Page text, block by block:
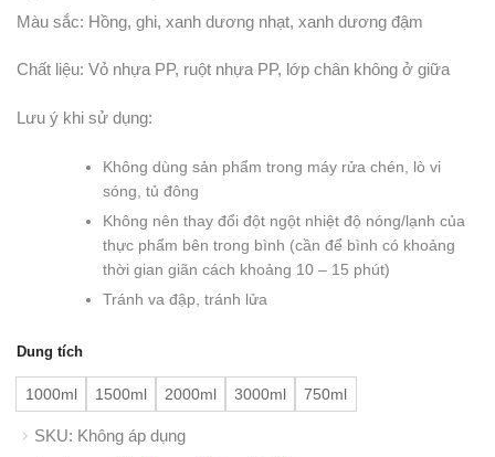
Màu sắc: Hồng, ghi, xanh dương nhạt, xanh dương đậm
Chất liệu: Vỏ nhựa PP, ruột nhựa PP, lớp chân không ở giữa
Lưu ý khi sử dụng:
Không dùng sản phẩm trong máy rửa chén, lò vi
sóng, tủ đông
Không nên thay đổi đột ngột nhiệt độ nóng/lạnh của
thực phẩm bên trong bình (cần để bình có khoảng
thời gian giãn cách khoảng 10 – 15 phút)
Tránh va đập, tránh lửa
Dung tích
1000ml 1500ml 2000ml 3000ml 750ml
SKU: Không áp dụng